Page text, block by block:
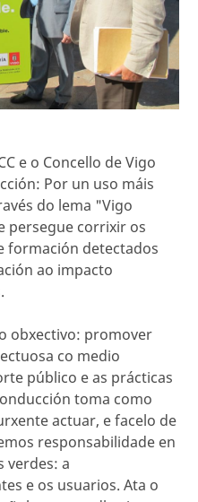
e o Concello de Vigo
Por un uso máis
do lema "Vigo
persegue corrixir os
formación detectados
ao impacto
obxectivo: promover
co medio
público e as prácticas
toma como
actuar, e facelo de
responsabilidade en
verdes: a
e os usuarios. Ata o